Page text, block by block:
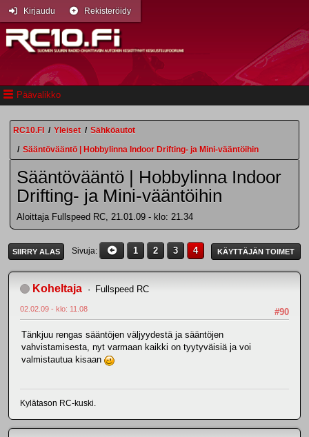
Päävalikko
Kirjaudu Rekisteröidy
RC10.FI / Yleiset / Sähköautot
/ Sääntövääntö | Hobbylinna Indoor Drifting- ja Mini-vääntöihin
Sääntövääntö | Hobbylinna Indoor
Drifting- ja Mini-vääntöihin
Aloittaja Fullspeed RC, 21.01.09 - klo: 21.34
SIIRRY ALAS Sivuja 1 2 3 4 KÄYTTÄJÄN TOIMET
Koheltaja Fullspeed RC
#90
02.02.09 - klo: 11.08
Tänkjuu rengas sääntöjen väljyydestä ja sääntöjen
vahvistamisesta, nyt varmaan kaikki on tyytyväisiä ja voi
valmistautua kisaan
Kylätason RC-kuski.